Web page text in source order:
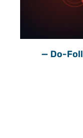
פרסום כתבת SEO עם קישור Do-Follow —